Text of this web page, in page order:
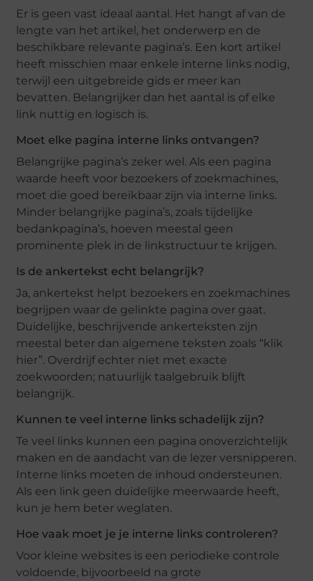
Er is geen vast ideaal aantal. Het hangt af van de
lengte van het artikel, het onderwerp en de
beschikbare relevante pagina’s. Een kort artikel
heeft misschien maar enkele interne links nodig,
terwijl een uitgebreide gids er meer kan
bevatten. Belangrijker dan het aantal is of elke
link nuttig en logisch is.
Moet elke pagina interne links ontvangen?
Belangrijke pagina’s zeker wel. Als een pagina
waarde heeft voor bezoekers of zoekmachines,
moet die goed bereikbaar zijn via interne links.
Minder belangrijke pagina’s, zoals tijdelijke
bedankpagina’s, hoeven meestal geen
prominente plek in de linkstructuur te krijgen.
Is de ankertekst echt belangrijk?
Ja, ankertekst helpt bezoekers en zoekmachines
begrijpen waar de gelinkte pagina over gaat.
Duidelijke, beschrijvende ankerteksten zijn
meestal beter dan algemene teksten zoals “klik
hier”. Overdrijf echter niet met exacte
zoekwoorden; natuurlijk taalgebruik blijft
belangrijk.
Kunnen te veel interne links schadelijk zijn?
Te veel links kunnen een pagina onoverzichtelijk
maken en de aandacht van de lezer versnipperen.
Interne links moeten de inhoud ondersteunen.
Als een link geen duidelijke meerwaarde heeft,
kun je hem beter weglaten.
Hoe vaak moet je je interne links controleren?
Voor kleine websites is een periodieke controle
voldoende, bijvoorbeeld na grote